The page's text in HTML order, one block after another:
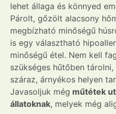
lehet állaga és könnyed
Párolt, gőzölt alacsony
megbízható minőségű
is egy választható
minőségű étel. Nem kell
szükséges hűtőben
száraz, árnyékos helyen
Javasoljuk még műtétek
állatoknak, melyek még